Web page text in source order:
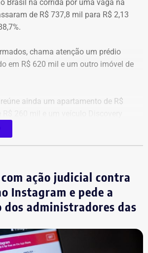
R$
R$
Costa
R$
R$
R$
Abel
R$
349.332,01
R$
34.433,88
Ferreira
R$
Brasil na corrida por uma vaga na
de R$ 737,8 mil para R$ 2,13
chama atenção um prédio
em R$ 620 mil e um outro imóvel de
ainda um apartamento de R$
por R$ 330 mil. Também
de R$ 177 mil em aplicações e
ação judicial contra
Instagram e pede a
administradores das